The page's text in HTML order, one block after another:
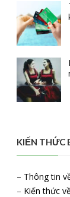
KIẾN THỨC
– Thông tin
– Kiến thức